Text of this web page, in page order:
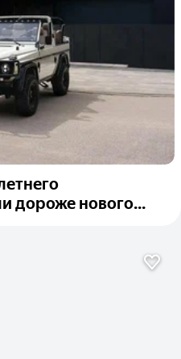
дороже нового...